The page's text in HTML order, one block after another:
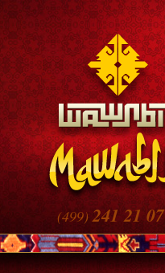
(499)241 21 07